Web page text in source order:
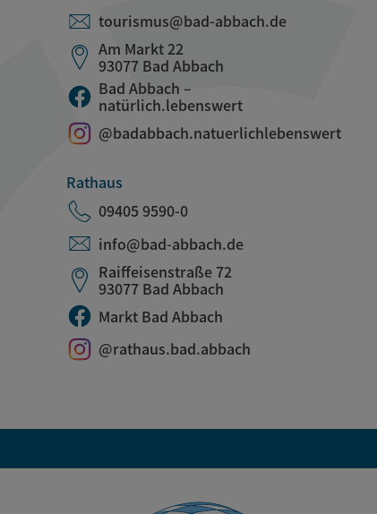
tourismus@bad-abbach.de
Am Markt 22
93077 Bad Abbach
Bad Abbach –
natürlich.lebenswert
@badabbach.natuerlichlebenswert
Rathaus
09405 9590-0
info@bad-abbach.de
Raiffeisenstraße 72
93077 Bad Abbach
Markt Bad Abbach
@rathaus.bad.abbach